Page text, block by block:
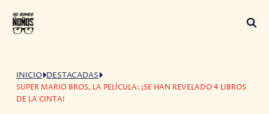
INICIO DESTACADAS
SUPER MARIO BROS, LA PELÍCULA: ¡SE HAN REVELADO 4 LIBROS
DE LA CINTA!